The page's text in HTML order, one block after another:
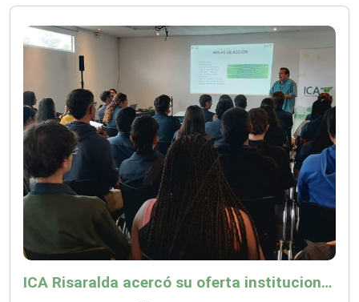
ICA Risaralda acercó su oferta institucional a productores y emprendedores en Expocamello